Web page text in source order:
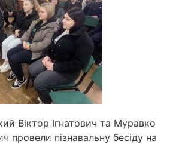
Віктор Ігнатович та Муравко
провели пізнавальну бесіду на